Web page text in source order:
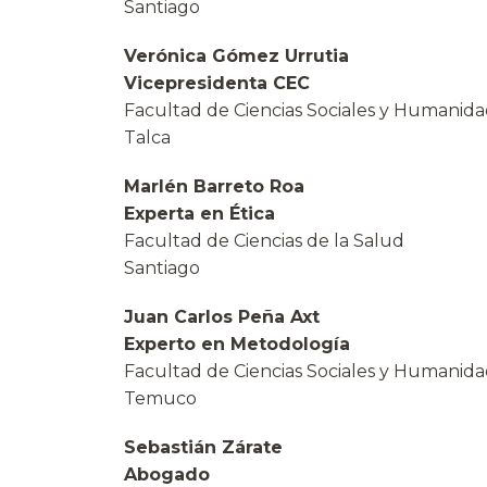
Santiago
Verónica Gómez Urrutia
Vicepresidenta CEC
Facultad de Ciencias Sociales y
Talca
Marlén Barreto Roa
Experta en Ética
Facultad de Ciencias de la Salud
Santiago
Juan Carlos Peña Axt
Experto en Metodología
Facultad de Ciencias Sociales y
Temuco
Sebastián Zárate
Abogado